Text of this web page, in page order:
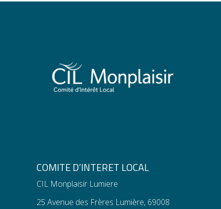
COMITE D’INTERET LOCAL
CIL Monplaisir Lumiere
25 Avenue des Frères Lumière, 69008